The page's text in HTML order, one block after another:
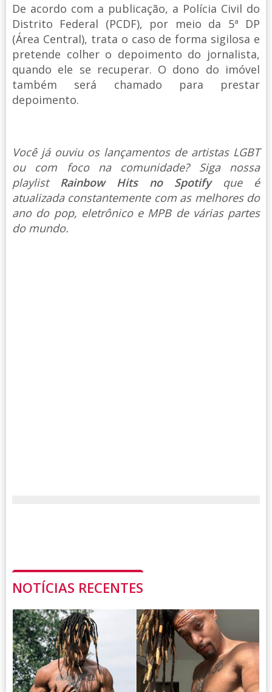
De acordo com a publicação, a Polícia Civil do
Distrito Federal (PCDF), por meio da 5ª DP
(Área Central), trata o caso de forma sigilosa e
pretende colher o depoimento do jornalista,
quando ele se recuperar. O dono do imóvel
também será chamado para prestar
depoimento.
Você já ouviu os lançamentos de artistas LGBT
ou com foco na comunidade? Siga nossa
playlist Rainbow Hits no Spotify que é
atualizada constantemente com as melhores do
ano do pop, eletrônico e MPB de várias partes
do mundo.
NOTÍCIAS RECENTES